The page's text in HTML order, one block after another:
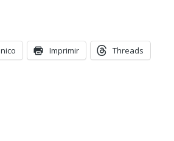
Imprimir Threads